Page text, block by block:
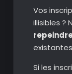
Vos
illisibles ?
Si les